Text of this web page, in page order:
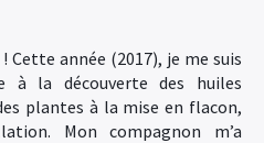
Cette année (2017), je me suis
la découverte des huiles
plantes à la mise en flacon,
Mon compagnon m’a